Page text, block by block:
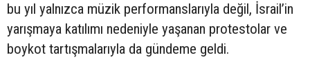
bu yıl yalnızca müzik performanslarıyla değil, İsrail’in
yarışmaya katılımı nedeniyle yaşanan protestolar ve
boykot tartışmalarıyla da gündeme geldi.